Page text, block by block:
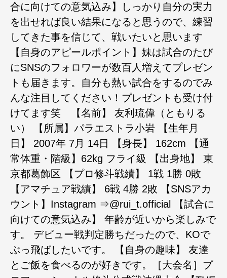
合に向けての意気込み】しっかり自分の実力
を出せれば良い結果になると思うので、練習
してきた事を信じて、戦いたいと思います
【自身のアピールポイント】妹は試合のたび
にSNSのフォロワーが数百人増えてプレゼン
トも届きます。自分も熱い試合をするのでみ
んな注目してください！プレゼントも受け付
けてます笑 【名前】 友利琉偉（ともりる
い） 【所属】パラエストラ小岩 【生年月
日】 2007年 7月 14日 【身長】 162cm 【通
常体重・階級】62kg フライ級 【出身地】 東
京都葛飾区 【プロ修斗戦績】 1戦 1勝 0敗
【アマチュア戦績】 6戦 4勝 2敗 【SNSアカ
ウント】Instagram ⇒@rui_t.official 【試合に
向けての意気込み】 年齢が近いから楽しみで
す。 デビュー戦判定勝ちだったので、KOで
ぶっ飛ばしたいです。 【自身の趣味】 友達
とご飯を食べるのが好きです。［大会名］プ